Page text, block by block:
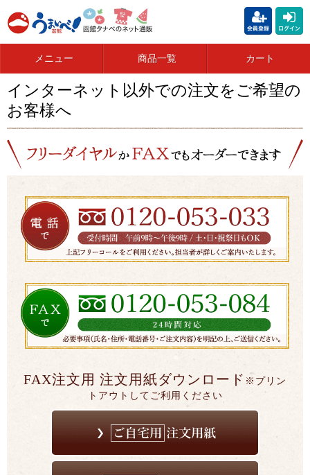
メニュー 商品一覧 カート
インターネット以外での注文をご希望の
お客様へ
FAX注文用 注文用紙ダウンロード ※プリン
トアウトしてご利用ください